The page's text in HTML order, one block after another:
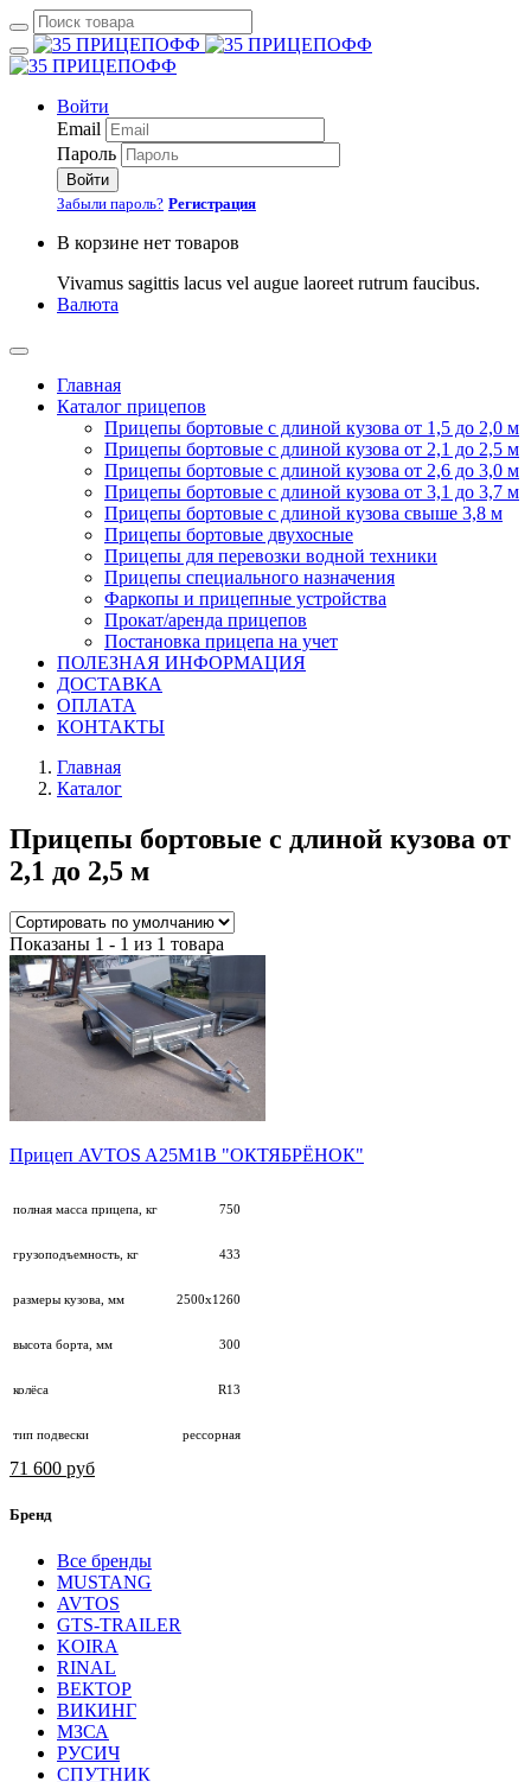
Войти
Email
Пароль
Войти
Забыли пароль? Регистрация
В корзине нет товаров
Vivamus sagittis lacus vel augue laoreet rutrum faucibus.
Валюта
Главная
Каталог прицепов
Прицепы бортовые с длиной кузова от 1,5 до 2,0 м
Прицепы бортовые с длиной кузова от 2,1 до 2,5 м
Прицепы бортовые с длиной кузова от 2,6 до 3,0 м
Прицепы бортовые с длиной кузова от 3,1 до 3,7 м
Прицепы бортовые с длиной кузова свыше 3,8 м
Прицепы бортовые двухосные
Прицепы для перевозки водной техники
Прицепы специального назначения
Фаркопы и прицепные устройства
Прокат/аренда прицепов
Постановка прицепа на учет
ПОЛЕЗНАЯ ИНФОРМАЦИЯ
ДОСТАВКА
ОПЛАТА
КОНТАКТЫ
Главная
Каталог
Прицепы бортовые с длиной кузова от
2,1 до 2,5 м
Показаны 1 - 1 из 1 товара
Прицеп AVTOS A25М1B "ОКТЯБРЁНОК"
полная масса прицепа, кг 750
грузоподъемность, кг 433
размеры кузова, мм 2500х1260
высота борта, мм 300
колёса R13
тип подвески рессорная
71 600 руб
Бренд
Все бренды
MUSTANG
AVTOS
GTS-TRAILER
KOIRA
RINAL
ВЕКТОР
ВИКИНГ
МЗСА
РУСИЧ
СПУТНИК